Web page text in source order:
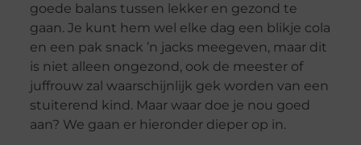
goede balans tussen lekker en gezond te
gaan. Je kunt hem wel elke dag een blikje cola
en een pak snack ’n jacks meegeven, maar dit
is niet alleen ongezond, ook de meester of
juffrouw zal waarschijnlijk gek worden van een
stuiterend kind. Maar waar doe je nou goed
aan? We gaan er hieronder dieper op in.